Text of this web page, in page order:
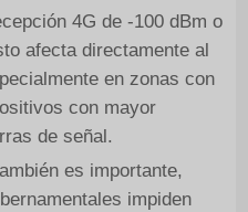
4G de -100 dBm o
afecta directamente al
en zonas con
con mayor
de señal.
es importante,
impiden